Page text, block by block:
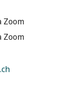
Zoom
Zoom